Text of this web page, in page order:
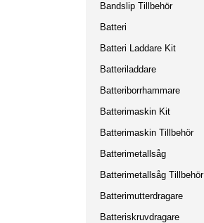
Bandslip Tillbehör
Batteri
Batteri Laddare Kit
Batteriladdare
Batteriborrhammare
Batterimaskin Kit
Batterimaskin Tillbehör
Batterimetallsåg
Batterimetallsåg Tillbehör
Batterimutterdragare
Batteriskruvdragare